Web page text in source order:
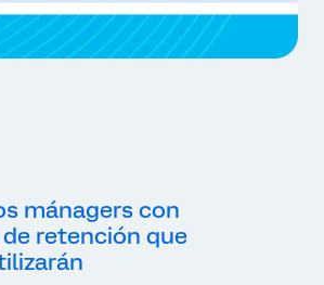
mánagers con
retención que